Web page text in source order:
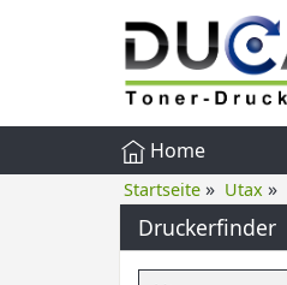
Home
Startseite » Utax »
Druckerfinder